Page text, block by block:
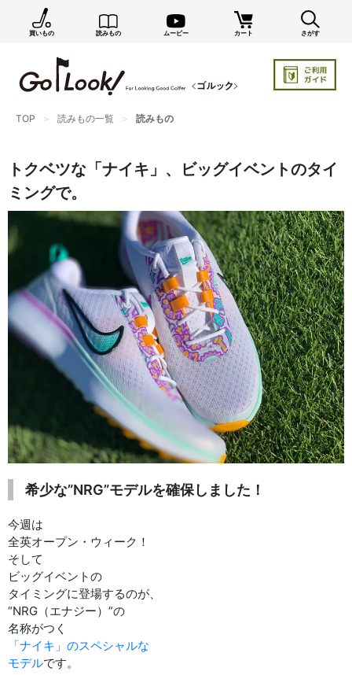
買いもの 読みもの ムービー カート さがす
TOP 読みもの一覧 読みもの
トクベツな「ナイキ」、ビッグイベントのタイ
ミングで。
希少な”NRG”モデルを確保しました！
今週は
全英オープン・ウィーク！
そして
ビッグイベントの
タイミングに登場するのが、
“NRG（エナジー）”の
名称がつく
「ナイキ」のスペシャルな
モデルです。
×
GO/LOOK! からのお知らせ（受信設定）
新商品情報や編集部のオススメ、オトクな情報・買い
まだご登録でない方はぜひ！
編集部セレクトのスタイル提案・お得情報（ダイレクトメール）
カートに残っている商品のお知らせ（買い忘れ通知）
お知らせを受け取る
いつでもメール内のリンクから配信停止できます